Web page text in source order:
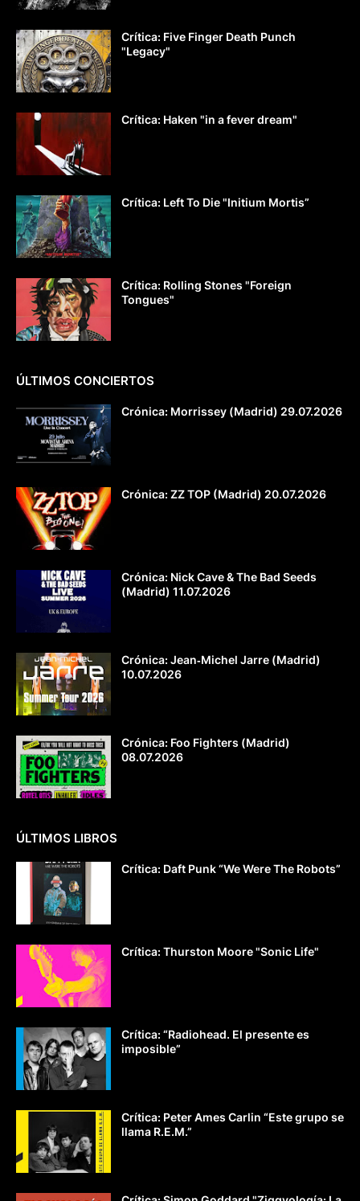
Crítica: Five Finger Death Punch
"Legacy"
Crítica: Haken "in a fever dream"
Crítica: Left To Die "Initium Mortis”
Crítica: Rolling Stones "Foreign
Tongues"
ÚLTIMOS CONCIERTOS
Crónica: Morrissey (Madrid) 29.07.2026
Crónica: ZZ TOP (Madrid) 20.07.2026
Crónica: Nick Cave & The Bad Seeds
(Madrid) 11.07.2026
Crónica: Jean‐Michel Jarre (Madrid)
10.07.2026
Crónica: Foo Fighters (Madrid)
08.07.2026
ÚLTIMOS LIBROS
Crítica: Daft Punk “We Were The Robots”
Crítica: Thurston Moore "Sonic Life"
Crítica: “Radiohead. El presente es
imposible”
Crítica: Peter Ames Carlin “Este grupo se
llama R.E.M.”